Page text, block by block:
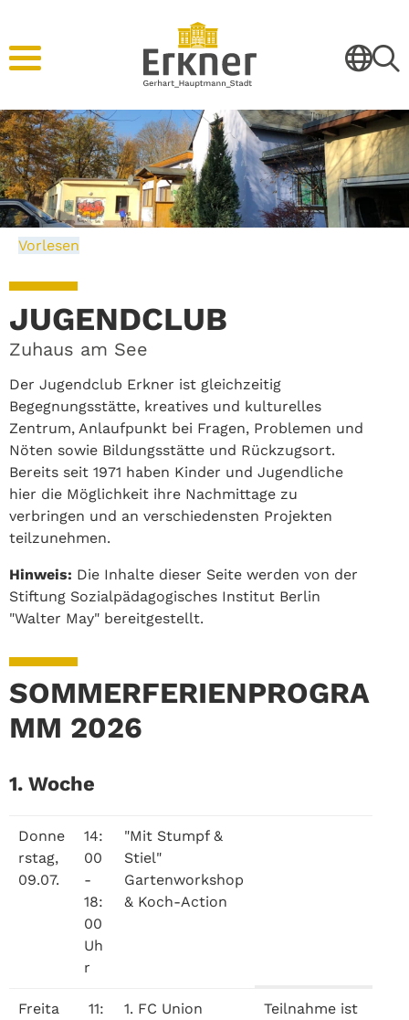
Vorlesen
JUGENDCLUB
Zuhaus am See
Der Jugendclub Erkner ist gleichzeitig
Begegnungsstätte, kreatives und kulturelles
Zentrum, Anlaufpunkt bei Fragen, Problemen und
Nöten sowie Bildungsstätte und Rückzugsort.
Bereits seit 1971 haben Kinder und Jugendliche
hier die Möglichkeit ihre Nachmittage zu
verbringen und an verschiedensten Projekten
teilzunehmen.
Hinweis: Die Inhalte dieser Seite werden von der
Stiftung Sozialpädagogisches Institut Berlin
"Walter May" bereitgestellt.
SOMMERFERIENPROGRA
MM 2026
1. Woche
Donne
rstag,
09.07.
14:
00
-
18:
00
Uh
r
"Mit Stumpf &
Stiel"
Gartenworkshop
& Koch-Action
Freita
11:
1. FC Union
Teilnahme ist